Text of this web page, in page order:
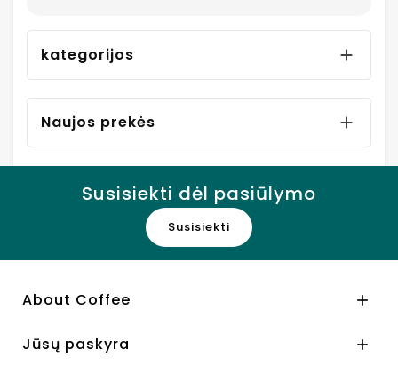
kategorijos 
Naujos prekės 
Susisiekti dėl pasiūlymo
Susisiekti
About Coffee 
Jūsų paskyra 